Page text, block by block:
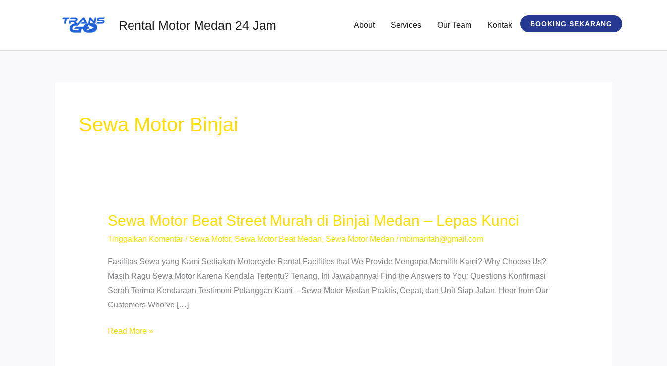
Rental Motor Medan 24 Jam About Services Our Team Kontak BOOKING SEKARANG
Sewa Motor Binjai
Sewa Motor Beat Street Murah di Binjai Medan – Lepas Kunci
Tinggalkan Komentar / Sewa Motor, Sewa Motor Beat Medan, Sewa Motor Medan / mbimarifah@gmail.com
Fasilitas Sewa yang Kami Sediakan Motorcycle Rental Facilities that We Provide Mengapa Memilih Kami? Why Choose Us?
Masih Ragu Sewa Motor Karena Kendala Tertentu? Tenang, Ini Jawabannya! Find the Answers to Your Questions Konfirmasi
Serah Terima Kendaraan Testimoni Pelanggan Kami – Sewa Motor Medan Praktis, Cepat, dan Unit Siap Jalan. Hear from Our
Customers Who’ve […]
Sewa
Read More »